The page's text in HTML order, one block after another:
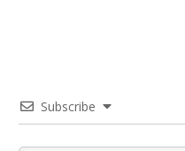
Subscribe